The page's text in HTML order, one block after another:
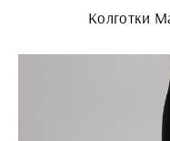
Колготки